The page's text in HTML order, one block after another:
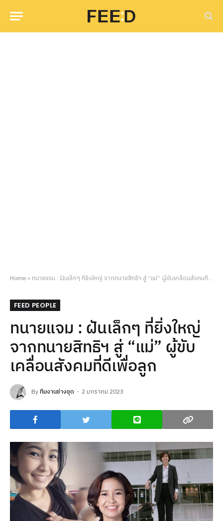
Home» ทนายแจม : ฝันเล็กๆ ที่ยิ่งใหญ่ จากทนายสิทธิฯ สู่ “แม่” ผู้ขับเคลื่อนสังคมที่ดีเพื่อลูก
FEED PEOPLE
ทนายแจม : ฝันเล็กๆ ที่ยิ่งใหญ่
จากทนายสิทธิฯ สู่ “แม่” ผู้ขับ
เคลื่อนสังคมที่ดีเพื่อลูก
Byทีมงานช่างขุด 2 มกราคม 2023